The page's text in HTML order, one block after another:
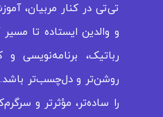
تی‌تی در کنار مربیان،
و والدین ایستاده تا
رباتیک، برنامه‌نویسی و
روشن‌تر و دل‌چسب‌تر
را ساده‌تر، مؤثرتر و